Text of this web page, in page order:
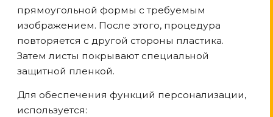
прямоугольной формы с требуемым
изображением. После этого, процедура
повторяется с другой стороны пластика.
Затем листы покрывают специальной
защитной пленкой.
Для обеспечения функций персонализации,
используется: